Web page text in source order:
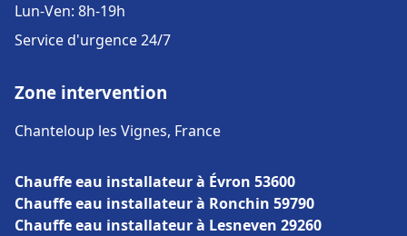
Lun-Ven: 8h-19h
Service d'urgence 24/7
Zone intervention
Chanteloup les Vignes, France
Chauffe eau installateur à Évron 53600
Chauffe eau installateur à Ronchin 59790
Chauffe eau installateur à Lesneven 29260